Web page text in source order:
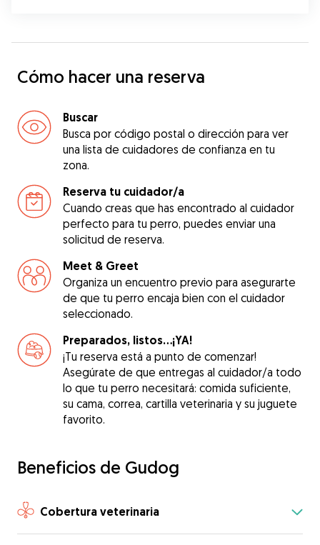
Cómo hacer una reserva
Buscar
Busca por código postal o dirección para ver
una lista de cuidadores de confianza en tu
zona.
Reserva tu cuidador/a
Cuando creas que has encontrado al cuidador
perfecto para tu perro, puedes enviar una
solicitud de reserva.
Meet & Greet
Organiza un encuentro previo para asegurarte
de que tu perro encaja bien con el cuidador
seleccionado.
Preparados, listos...¡YA!
¡Tu reserva está a punto de comenzar!
Asegúrate de que entregas al cuidador/a todo
lo que tu perro necesitará: comida suficiente,
su cama, correa, cartilla veterinaria y su juguete
favorito.
Beneficios de Gudog
Cobertura veterinaria